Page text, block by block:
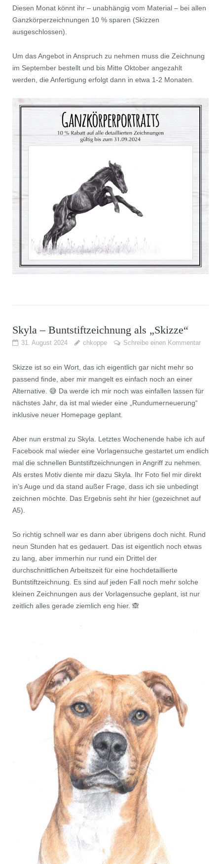
Diesen Monat könnt ihr – unabhängig vom Material – bei allen
Ganzkörperzeichnungen 10 % sparen (Skizzen
ausgeschlossen).
Um das Angebot in Anspruch zu nehmen muss die Zeichnung
im September bestellt und bis Mitte Oktober angezahlt
werden, die Anfertigung erfolgt dann in etwa 1-2 Monaten.
Skyla – Buntstiftzeichnung als „Skizze“
31. August 2024 chkoppe Schreibe einen Kommentar
Skizze ist so ein Wort, das ich eigentlich gar nicht mehr so
passend finde, aber mir mangelt es einfach noch an einer
Alternative. 😅 Da werde ich mir noch was einfallen lassen für
nächstes Jahr, da ist mal wieder eine „Rundumerneuerung“
inklusive neuer Homepage geplant.
Aber nun erstmal zu Skyla. Letztes Wochenende habe ich auf
Facebook mal wieder eine Vorlagensuche gestartet um endlich
mal die schnellen Buntstiftzeichnungen in Angriff zu nehmen.
Als erstes Motiv diente mir dazu Skyla. Ihr Foto fiel mir direkt
in’s Auge und da stand außer Frage, dass ich sie unbedingt
zeichnen möchte. Das Ergebnis seht ihr hier (gezeichnet auf
A5).
So richtig schnell war es dann aber übrigens doch nicht. Rund
neun Stunden hat es gedauert. Das ist eigentlich noch etwas
zu lang, aber immerhin nur rund ein Drittel der
durchschnittlichen Arbeitszeit für eine hochdetaillierte
Buntstiftzeichnung. Es sind auf jeden Fall noch mehr solche
kleinen Zeichnungen aus der Vorlagensuche geplant, ist nur
zeitlich alles gerade ziemlich eng hier. 🙈